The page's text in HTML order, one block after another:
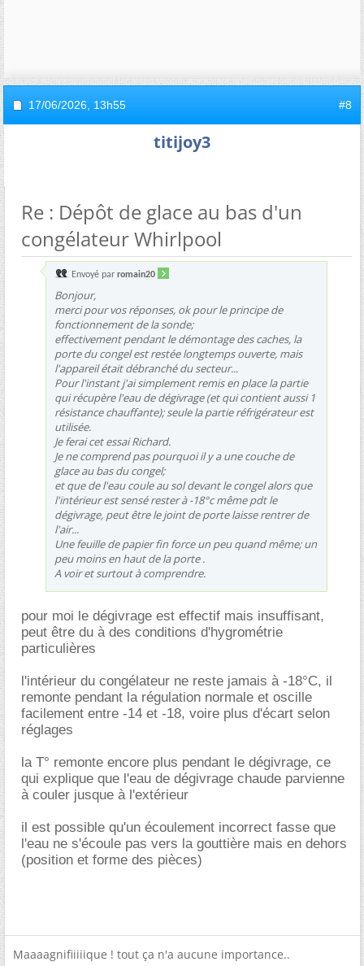
17/06/2026, 13h55 #8
titijoy3
Re : Dépôt de glace au bas d'un
congélateur Whirlpool
Envoyé par romain20
Bonjour,
merci pour vos réponses, ok pour le principe de
fonctionnement de la sonde;
effectivement pendant le démontage des caches, la
porte du congel est restée longtemps ouverte, mais
l'appareil était débranché du secteur...
Pour l'instant j'ai simplement remis en place la partie
qui récupère l'eau de dégivrage (et qui contient aussi 1
résistance chauffante); seule la partie réfrigérateur est
utilisée.
Je ferai cet essai Richard.
Je ne comprend pas pourquoi il y a une couche de
glace au bas du congel;
et que de l'eau coule au sol devant le congel alors que
l'intérieur est sensé rester à -18°c même pdt le
dégivrage, peut être le joint de porte laisse rentrer de
l'air...
Une feuille de papier fin force un peu quand même; un
peu moins en haut de la porte .
A voir et surtout à comprendre.
pour moi le dégivrage est effectif mais insuffisant,
peut être du à des conditions d'hygrométrie
particulières
l'intérieur du congélateur ne reste jamais à -18°C, il
remonte pendant la régulation normale et oscille
facilement entre -14 et -18, voire plus d'écart selon
réglages
la T° remonte encore plus pendant le dégivrage, ce
qui explique que l'eau de dégivrage chaude parvienne
à couler jusque à l'extérieur
il est possible qu'un écoulement incorrect fasse que
l'eau ne s'écoule pas vers la gouttière mais en dehors
(position et forme des pièces)
Maaaagnifiiiiique ! tout ça n'a aucune importance..